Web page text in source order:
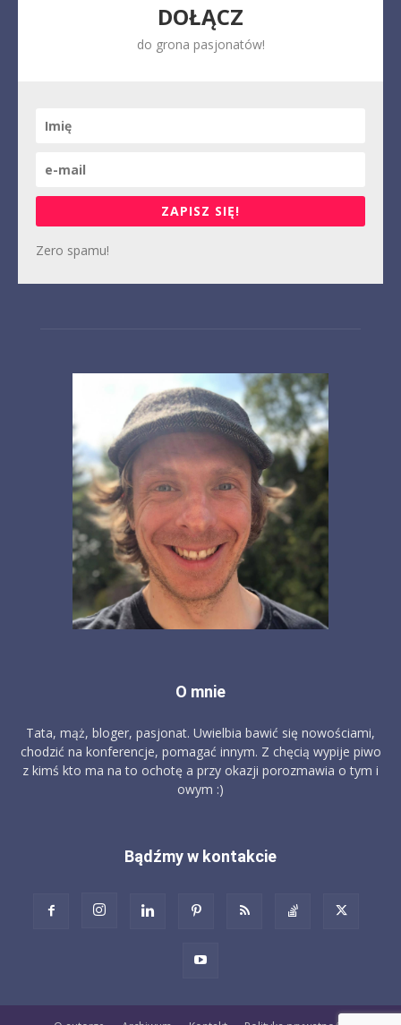
DOŁĄCZ
do grona pasjonatów!
ZAPISZ SIĘ!
Zero spamu!
O mnie
Tata, mąż, bloger, pasjonat. Uwielbia bawić się nowościami,
chodzić na konferencje, pomagać innym. Z chęcią wypije piwo
z kimś kto ma na to ochotę a przy okazji porozmawia o tym i
owym :)
Bądźmy w kontakcie